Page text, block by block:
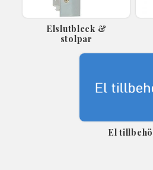
Elslutbleck &
stolpar
El